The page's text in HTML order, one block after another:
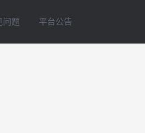
问题 平台公告